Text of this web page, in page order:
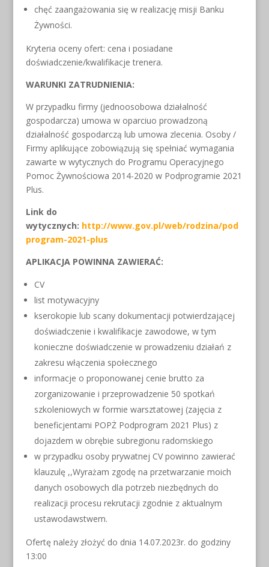
chęć zaangażowania się w realizację misji Banku
Żywności.
Kryteria oceny ofert: cena i posiadane
doświadczenie/kwalifikacje trenera.
WARUNKI ZATRUDNIENIA:
W przypadku firmy (jednoosobowa działalność
gospodarcza) umowa w oparciuo prowadzoną
działalność gospodarczą lub umowa zlecenia. Osoby /
Firmy aplikujące zobowiązują się spełniać wymagania
zawarte w wytycznych do Programu Operacyjnego
Pomoc Żywnościowa 2014-2020 w Podprogramie 2021
Plus.
Link do
wytycznych: http://www.gov.pl/web/rodzina/pod
program-2021-plus
APLIKACJA POWINNA ZAWIERAĆ:
CV
list motywacyjny
kserokopie lub scany dokumentacji potwierdzającej
doświadczenie i kwalifikacje zawodowe, w tym
konieczne doświadczenie w prowadzeniu działań z
zakresu włączenia społecznego
informacje o proponowanej cenie brutto za
zorganizowanie i przeprowadzenie 50 spotkań
szkoleniowych w formie warsztatowej (zajęcia z
beneficjentami POPŻ Podprogram 2021 Plus) z
dojazdem w obrębie subregionu radomskiego
w przypadku osoby prywatnej CV powinno zawierać
klauzulę ,,Wyrażam zgodę na przetwarzanie moich
danych osobowych dla potrzeb niezbędnych do
realizacji procesu rekrutacji zgodnie z aktualnym
ustawodawstwem.
Ofertę należy złożyć do dnia 14.07.2023r. do godziny
13:00